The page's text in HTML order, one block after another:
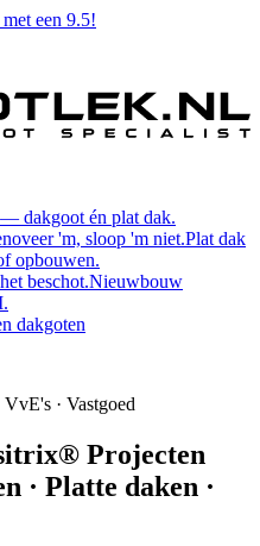
een 9.5!
dakgoot én plat dak.
'm, sloop 'm niet.Plat dak
opbouwen.
beschot.Nieuwbouw
dakgoten
VvE's · Vastgoed
Projecten
· Platte daken ·